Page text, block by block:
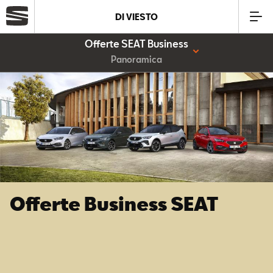
Modelli
Offerte
Service
Business
DI VIESTO
Offerte SEAT Business
Panoramica
Offerte Business SEAT